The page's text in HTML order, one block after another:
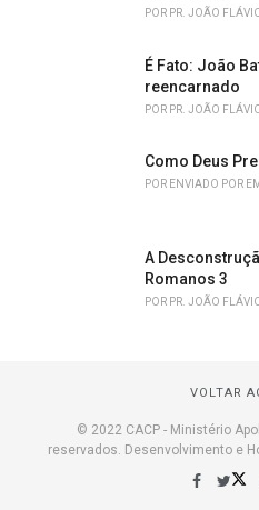
POR PR. JOÃO
É Fato: João
reencarnado
POR PR. JOÃO
Como Deus
POR ENVIADO POR
A
Romanos 3
POR PR. JOÃO
VOLTAR
© 2022 CACP - Ministério
reservados. Desenvolvimento e